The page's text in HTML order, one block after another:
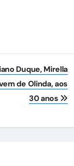
Duque, Mirella
de Olinda, aos
30 anos